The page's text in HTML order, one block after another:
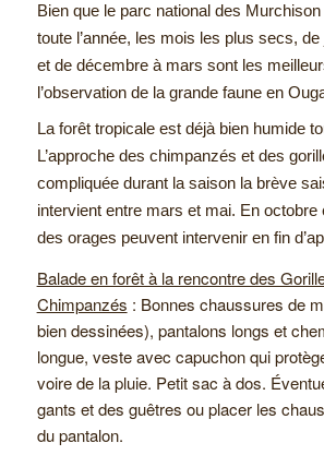
Bien que le parc national des
toute l’année, les mois les plus secs,
et de décembre à mars sont les
l’observation de la grande faune en
La forêt tropicale est déjà bien humide
L’approche des chimpanzés et des
compliquée durant la saison la brève
intervient entre mars et mai. En octobre
des orages peuvent intervenir en fin
Balade en forêt à la rencontre des
Chimpanzés : Bonnes chaussures de
bien dessinées), pantalons longs et
longue, veste avec capuchon qui
voire de la pluie. Petit sac à dos.
gants et des guêtres ou placer les
du pantalon.